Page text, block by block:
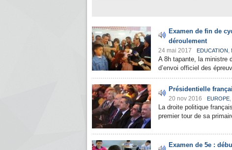
Examen de fin de
déroulement
24 mai 2017 EDUCATION,
A 8h tapante, la ministre
d’envoi officiel des
Présidentielle
20 nov 2016 EUROPE,
La droite politique
premier tour de sa
Examen de 5e :